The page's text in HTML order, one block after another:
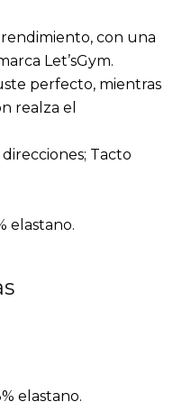
con una
Let’sGym.
perfecto, mientras
realza el
Tacto
elastano.
elastano.